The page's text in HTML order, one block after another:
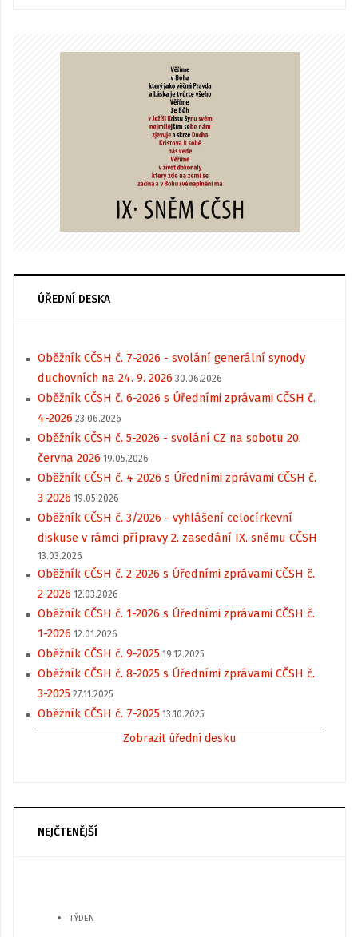
ÚŘEDNÍ DESKA
Oběžník CČSH č. 7-2026 - svolání generální synody
duchovních na 24. 9. 2026 30.06.2026
Oběžník CČSH č. 6-2026 s Úředními zprávami CČSH č.
4-2026 23.06.2026
Oběžník CČSH č. 5-2026 - svolání CZ na sobotu 20.
června 2026 19.05.2026
Oběžník CČSH č. 4-2026 s Úředními zprávami CČSH č.
3-2026 19.05.2026
Oběžník CČSH č. 3/2026 - vyhlášení celocírkevní
diskuse v rámci přípravy 2. zasedání IX. sněmu CČSH
13.03.2026
Oběžník CČSH č. 2-2026 s Úředními zprávami CČSH č.
2-2026 12.03.2026
Oběžník CČSH č. 1-2026 s Úředními zprávami CČSH č.
1-2026 12.01.2026
Oběžník CČSH č. 9-2025 19.12.2025
Oběžník CČSH č. 8-2025 s Úředními zprávami CČSH č.
3-2025 27.11.2025
Oběžník CČSH č. 7-2025 13.10.2025
Zobrazit úřední desku
NEJČTENĚJŠÍ
TÝDEN